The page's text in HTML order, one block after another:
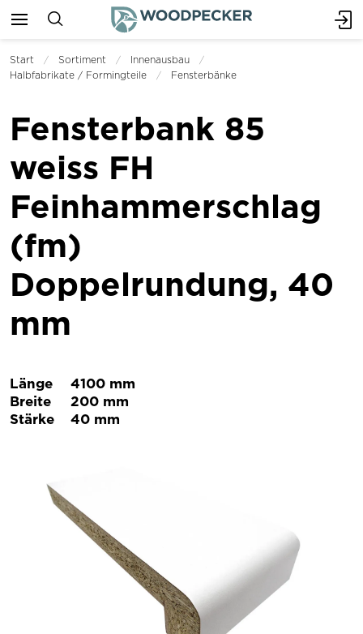
Start Sortiment
Innenausbau
Halbfabrikate / Formingteile
Fensterbänke
Fensterbank 85
weiss FH
Feinhammerschlag
(fm)
Doppelrundung, 40
mm
Länge
4100 mm
Breite
200 mm
Stärke
40 mm